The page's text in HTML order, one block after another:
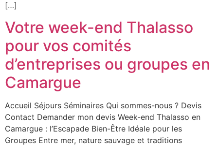
[…]
Votre week-end Thalasso
pour vos comités
d’entreprises ou groupes en
Camargue
Accueil Séjours Séminaires Qui sommes-nous ? Devis
Contact Demander mon devis Week-end Thalasso en
Camargue : l’Escapade Bien-Être Idéale pour les
Groupes Entre mer, nature sauvage et traditions